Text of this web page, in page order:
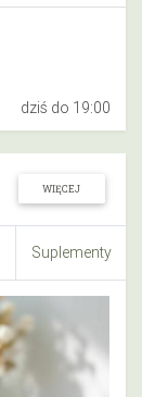
dziś do 19:00
WIĘCEJ
Suplementy